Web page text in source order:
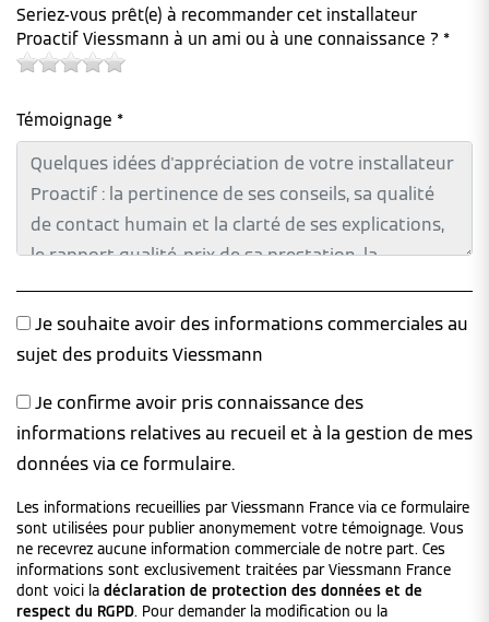
Seriez-vous prêt(e) à recommander cet installateur
Proactif Viessmann à un ami ou à une connaissance ? *
Témoignage *
Je souhaite avoir des informations commerciales au
sujet des produits Viessmann
Je confirme avoir pris connaissance des
informations relatives au recueil et à la gestion de mes
données via ce formulaire.
Les informations recueillies par Viessmann France via ce formulaire
sont utilisées pour publier anonymement votre témoignage. Vous
ne recevrez aucune information commerciale de notre part. Ces
informations sont exclusivement traitées par Viessmann France
dont voici la déclaration de protection des données et de
respect du RGPD. Pour demander la modification ou la